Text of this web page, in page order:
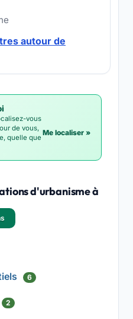
autour de
vous
de vous,
quelle que
Me localiser »
d'urbanisme à
6
2